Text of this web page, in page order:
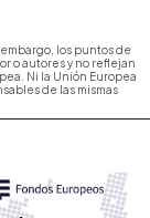
los puntos de
o autores y no reflejan
Ni la Unión Europea
de las mismas